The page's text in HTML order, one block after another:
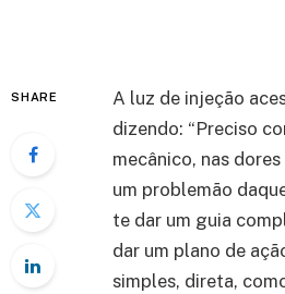
SHARE
A luz de injeção
dizendo: “Preciso
mecânico, nas
um problemão
te dar um guia
dar um plano de
simples, direta,